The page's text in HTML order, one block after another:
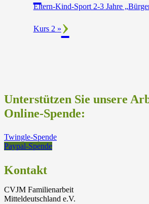
Eltern-Kind-Sport 2-3 Jahre
Kurs 2 »
Unterstützen Sie unsere
Online-Spende:
Twingle-Spende
Paypal-Spende
Kontakt
CVJM Familienarbeit
Mitteldeutschland e.V.